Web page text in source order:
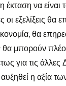
έκταση να είναι
εξελίξεις θα
θα
θα μπορούν
για τις άλλες
η αξία